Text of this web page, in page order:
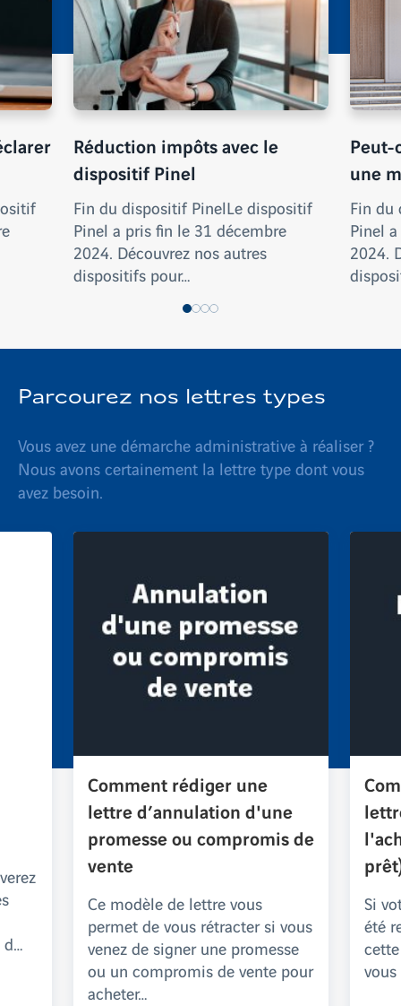
Réduction impôts avec le
dispositif Pinel
Fin du dispositif PinelLe dispositif
Pinel a pris fin le 31 décembre
2024. Découvrez nos autres
dispositifs pour…
Peut-
une
Fin du
Pinel
2024.
Parcourez nos lettres types
Vous avez une démarche administrative à réaliser ?
Nous avons certainement la lettre type dont vous
avez besoin.
d…
Comment rédiger une
lettre d’annulation d'une
promesse ou compromis de
vente
Ce modèle de lettre vous
permet de vous rétracter si vous
venez de signer une promesse
ou un compromis de vente pour
acheter…
Si
été